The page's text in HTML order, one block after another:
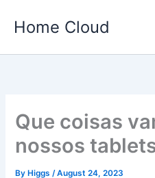
Home Cloud
Que coisas
nossos
By Higgs/August 24, 2023